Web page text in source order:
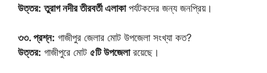
উত্তর: তুরাগ নদীর তীরবর্তী এলাকাপর্যটকদের জন্য জনপ্রিয়।
৩৩. প্রশ্ন: গাজীপুর জেলার মোট উপজেলা সংখ্যা কত?
উত্তর: গাজীপুরে মোট ৫টি উপজেলারয়েছে।